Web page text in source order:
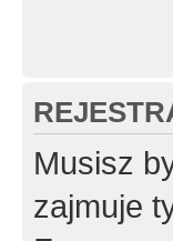
Musisz
zajmuje